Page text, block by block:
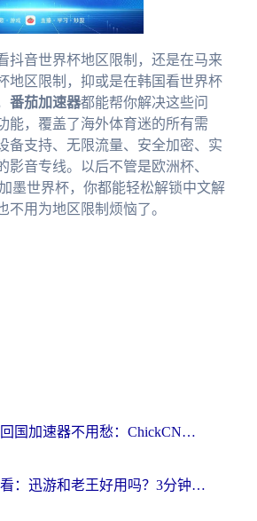
抖音世界杯地区限制，还是在马来
地区限制，抑或是在韩国看世界杯
番茄加速器都能帮你解决这些问
能，覆盖了海外体育迷的所有需
备支持、无限流量、安全加密、实
影音专线。以后不管是欧洲杯、
墨世界杯，你都能轻松解锁中文解
不用为地区限制烦恼了。
海外党选回国加速器不用愁：ChickCN和洞见哪个好？一篇搞定所有疑问
海外党必看：迅游和老王好用吗？3分钟选对加速国内网络的加速器